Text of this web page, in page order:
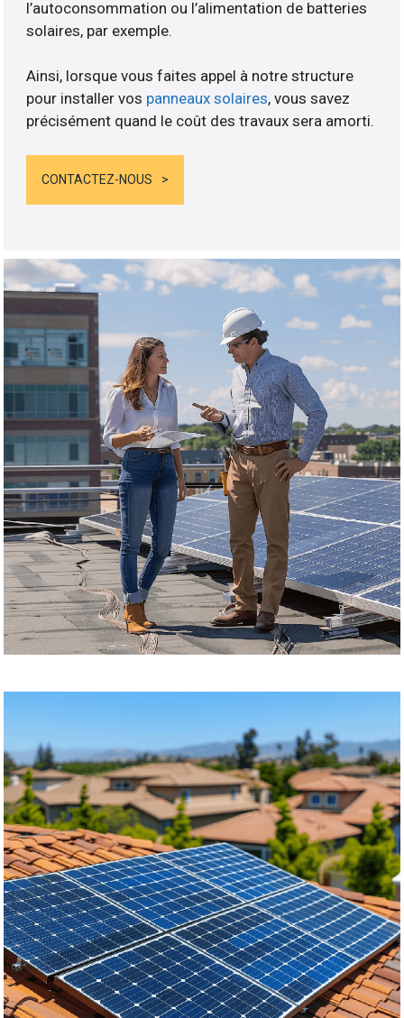
l’autoconsommation ou l’alimentation de batteries
solaires, par exemple.
Ainsi, lorsque vous faites appel à notre structure
pour installer vos panneaux solaires, vous savez
précisément quand le coût des travaux sera amorti.
CONTACTEZ-NOUS